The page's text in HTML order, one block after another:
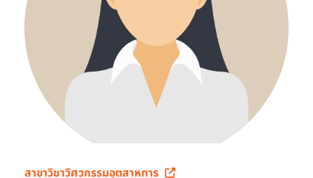
สาขาวิชาวิศวกรรมอุตสาหการ